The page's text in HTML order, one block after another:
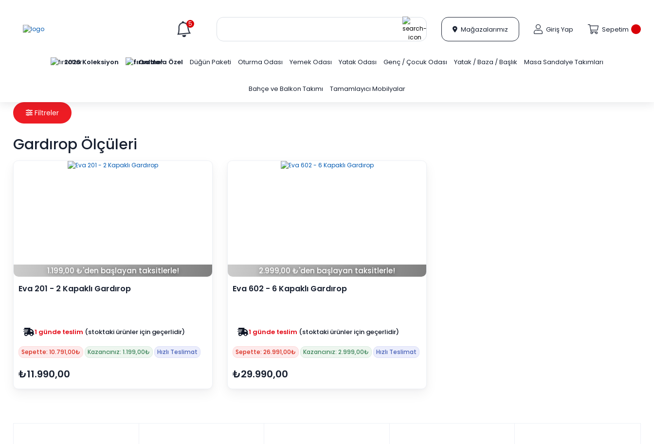
5
Mağazalarımız Giriş Yap Sepetim
2026 Koleksiyon Online'a Özel Düğün Paketi Oturma Odası Yemek Odası Yatak Odası Genç / Çocuk Odası Yatak / Baza / Başlık Masa Sandalye Takımları
Bahçe ve Balkon Takımı Tamamlayıcı Mobilyalar
Filtreler
Gardırop Ölçüleri
1.199,00 ₺'den başlayan taksitlerle!
Eva 201 - 2 Kapaklı Gardırop
1 günde teslim (stoktaki ürünler için geçerlidir)
Sepette: 10.791,00₺ Kazancınız: 1.199,00₺ Hızlı Teslimat
₺11.990,00
2.999,00 ₺'den başlayan taksitlerle!
Eva 602 - 6 Kapaklı Gardırop
1 günde teslim (stoktaki ürünler için geçerlidir)
Sepette: 26.991,00₺ Kazancınız: 2.999,00₺ Hızlı Teslimat
₺29.990,00